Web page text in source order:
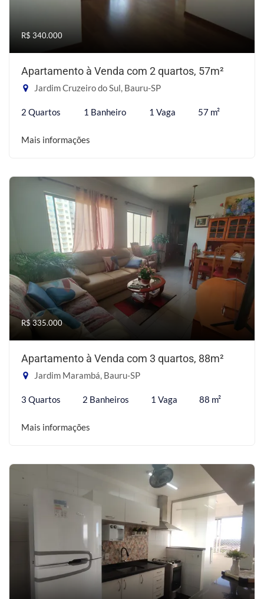
R$ 340.000
Apartamento à Venda com 2 quartos, 57m²
Jardim Cruzeiro do Sul, Bauru-SP
2 Quartos 1 Banheiro 1 Vaga 57 m²
Mais informações
R$ 335.000
Apartamento à Venda com 3 quartos, 88m²
Jardim Marambá, Bauru-SP
3 Quartos 2 Banheiros 1 Vaga 88 m²
Mais informações